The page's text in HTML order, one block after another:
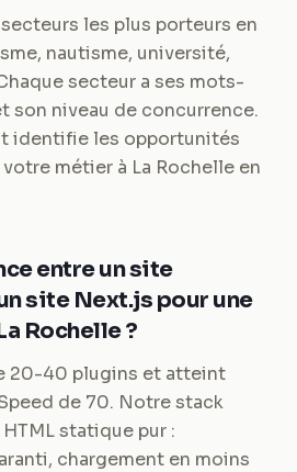
les plus porteurs en
nautisme, université,
secteur a ses mots-
son niveau de concurrence.
identifie les opportunités
métier à La Rochelle en
entre un site
site Next.js pour une
Rochelle ?
20-40 plugins et atteint
de 70. Notre stack
statique pur :
chargement en moins